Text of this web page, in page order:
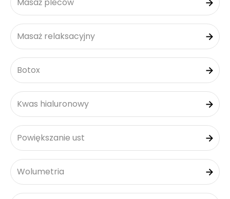
Masaż relaksacyjny
Botox
Kwas hialuronowy
Powiększanie ust
Wolumetria